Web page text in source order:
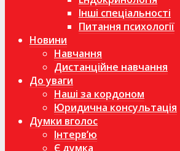
Інші спеціальності
Питання психології
Новини
Навчання
Дистанційне навчання
До уваги
Наші за кордоном
Юридична консультація
Думки вголос
Інтерв’ю
Є думка